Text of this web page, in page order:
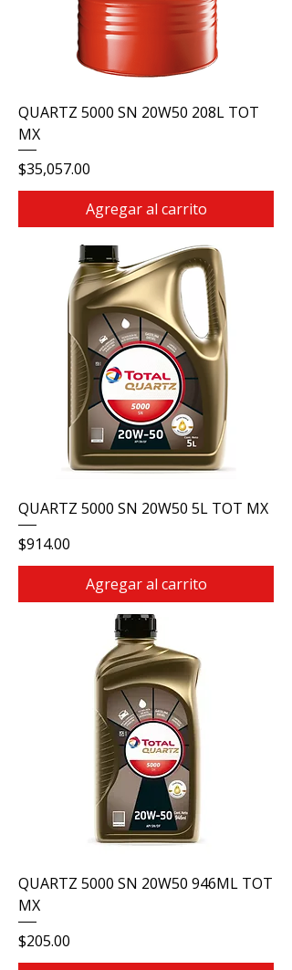
QUARTZ 5000 SN 20W50 208L TOT
MX
Precio
$35,057.00
Agregar al carrito
QUARTZ 5000 SN 20W50 5L TOT MX
Precio
$914.00
Agregar al carrito
QUARTZ 5000 SN 20W50 946ML TOT
MX
Precio
$205.00